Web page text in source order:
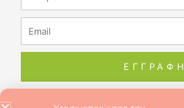
ΕΓΓΡΑΦΗ